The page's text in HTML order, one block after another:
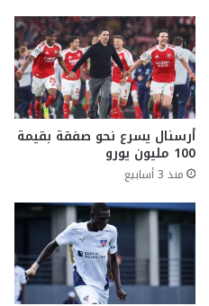
أرسنال يسرع نحو صفقة بقيمة
100 مليون يورو
منذ 3 أسابيع